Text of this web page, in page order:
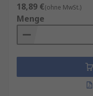
18,89 €(ohne MwSt.)
Menge